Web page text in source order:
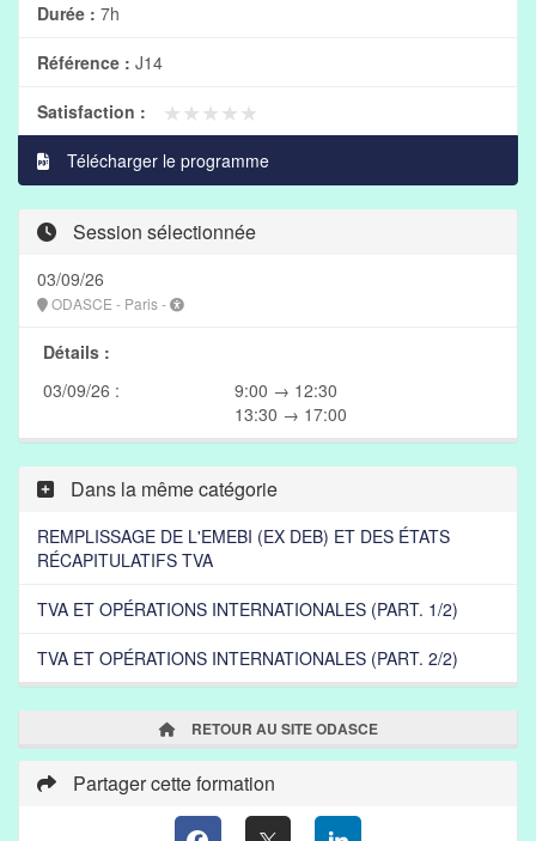
Durée : 7h
Référence : J14
Satisfaction : ★★★★★
★★★★★
Télécharger le programme
Session sélectionnée
03/09/26
ODASCE - Paris -
Détails :
03/09/26 :
9:00 → 12:30
13:30 → 17:00
Dans la même catégorie
REMPLISSAGE DE L'EMEBI (EX DEB) ET DES ÉTATS
RÉCAPITULATIFS TVA
TVA ET OPÉRATIONS INTERNATIONALES (PART. 1/2)
TVA ET OPÉRATIONS INTERNATIONALES (PART. 2/2)
RETOUR AU SITE ODASCE
Partager cette formation